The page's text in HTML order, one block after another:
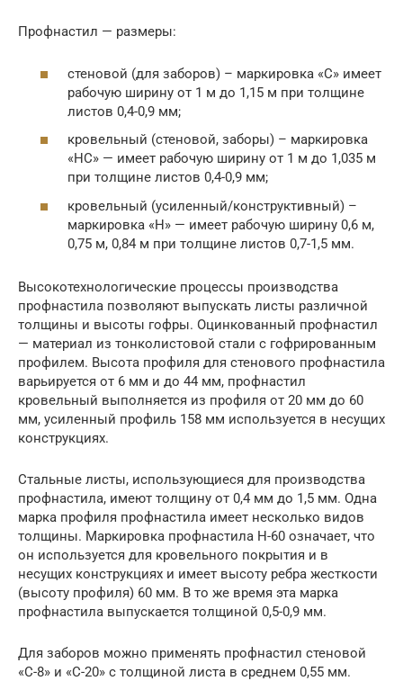
Профнастил — размеры:
стеновой (для заборов) – маркировка «С» имеет
рабочую ширину от 1 м до 1,15 м при толщине
листов 0,4-0,9 мм;
кровельный (стеновой, заборы) – маркировка
«НС» — имеет рабочую ширину от 1 м до 1,035 м
при толщине листов 0,4-0,9 мм;
кровельный (усиленный/конструктивный) –
маркировка «Н» — имеет рабочую ширину 0,6 м,
0,75 м, 0,84 м при толщине листов 0,7-1,5 мм.
Высокотехнологические процессы производства
профнастила позволяют выпускать листы различной
толщины и высоты гофры. Оцинкованный профнастил
— материал из тонколистовой стали с гофрированным
профилем. Высота профиля для стенового профнастила
варьируется от 6 мм и до 44 мм, профнастил
кровельный выполняется из профиля от 20 мм до 60
мм, усиленный профиль 158 мм используется в несущих
конструкциях.
Стальные листы, использующиеся для производства
профнастила, имеют толщину от 0,4 мм до 1,5 мм. Одна
марка профиля профнастила имеет несколько видов
толщины. Маркировка профнастила Н-60 означает, что
он используется для кровельного покрытия и в
несущих конструкциях и имеет высоту ребра жесткости
(высоту профиля) 60 мм. В то же время эта марка
профнастила выпускается толщиной 0,5-0,9 мм.
Для заборов можно применять профнастил стеновой
«С-8» и «С-20» с толщиной листа в среднем 0,55 мм.